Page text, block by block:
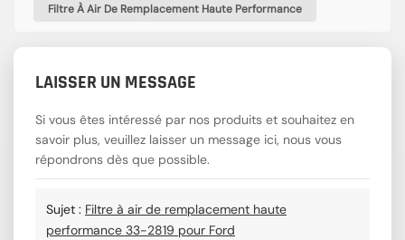
Filtre À Air De Remplacement Haute Performance
LAISSER UN MESSAGE
Si vous êtes intéressé par nos produits et souhaitez en
savoir plus, veuillez laisser un message ici, nous vous
répondrons dès que possible.
Sujet : Filtre à air de remplacement haute
performance 33-2819 pour Ford